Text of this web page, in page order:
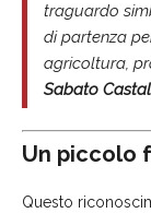
traguardo
di partenza
agricoltura,
Sabato
Un piccolo
Questo